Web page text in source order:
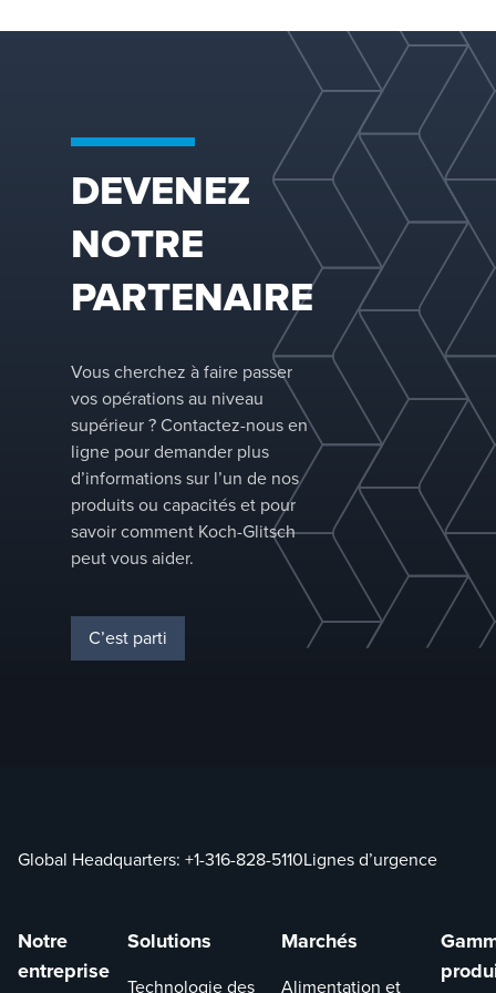
exacte est
Disponible dans
multiples
de l’acier
inoxydable
traditionnel aux
alliages élevés,
passant par
duplex moderne
les matériaux
exotiques tels
le titane et le
zirconium, la
garniture
FLEXIPAC® est
appliquée dans
grande variété
d’applications.
DEVENEZ
NOTRE
PARTENAIRE
Vous cherchez à faire passer
vos opérations au niveau
supérieur ? Contactez-nous en
ligne pour demander plus
d’informations sur l’un de nos
produits ou capacités et pour
savoir comment Koch-Glitsch
peut vous aider.
C’est parti
Global Headquarters: +1-316-828-5110Lignes d’urgence
Notre
entreprise
Solutions
Technologie des
Marchés
Alimentation et